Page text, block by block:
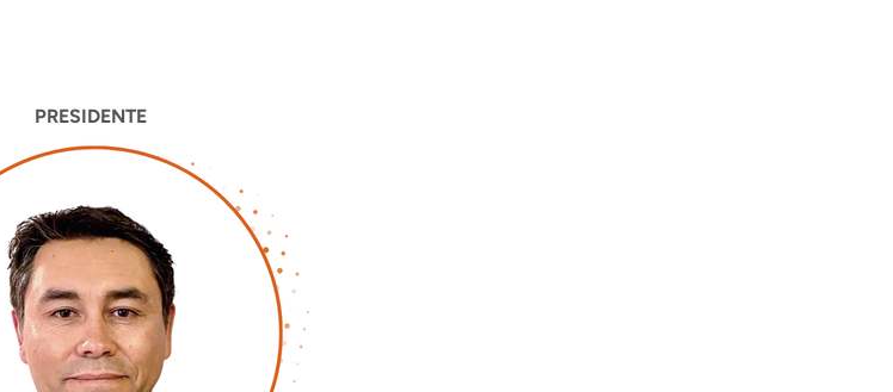
PRESIDENTE